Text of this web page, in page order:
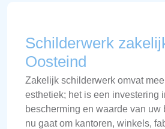
Schilderwerk
Oosteind
Zakelijk schilderwerk omvat
esthetiek; het is een investering
bescherming en waarde van uw
nu gaat om kantoren, winkels,